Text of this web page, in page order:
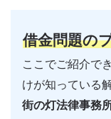
借金問題の
ここでご紹介で
けが知っている
街の灯法律事務